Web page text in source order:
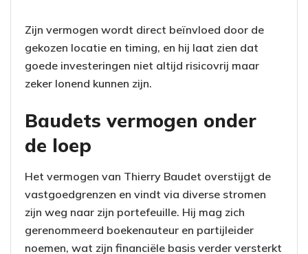
Zijn vermogen wordt direct beïnvloed door de
gekozen locatie en timing, en hij laat zien dat
goede investeringen niet altijd risicovrij maar
zeker lonend kunnen zijn.
Baudets vermogen onder
de loep
Het vermogen van Thierry Baudet overstijgt de
vastgoedgrenzen en vindt via diverse stromen
zijn weg naar zijn portefeuille. Hij mag zich
gerenommeerd boekenauteur en partijleider
noemen, wat zijn financiële basis verder versterkt